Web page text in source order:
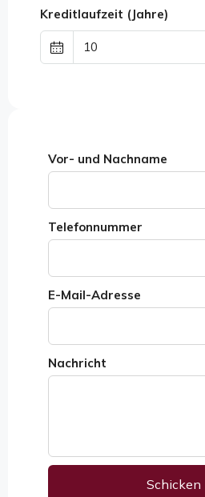
Kreditlaufzeit (Jahre)
Vor- und Nachname
Telefonnummer
E-Mail-Adresse
Nachricht
Schicken